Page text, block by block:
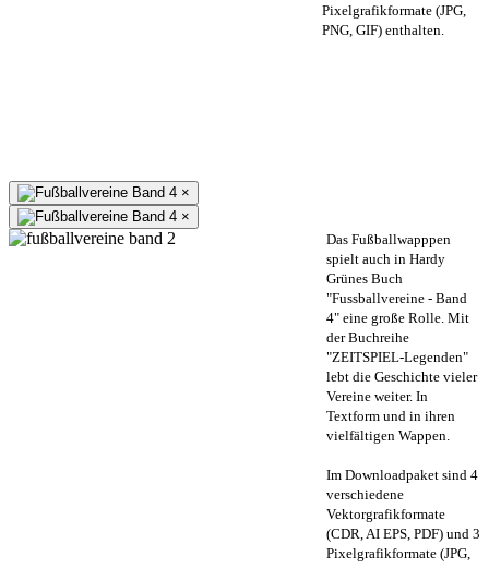
Pixelgrafikformate (JPG,
PNG, GIF) enthalten.
×
×
Das Fußballwapppen
spielt auch in Hardy
Grünes Buch
"Fussballvereine - Band
4" eine große Rolle. Mit
der Buchreihe
"ZEITSPIEL-Legenden"
lebt die Geschichte vieler
Vereine weiter. In
Textform und in ihren
vielfältigen Wappen.
Im Downloadpaket sind 4
verschiedene
Vektorgrafikformate
(CDR, AI EPS, PDF) und 3
Pixelgrafikformate (JPG,